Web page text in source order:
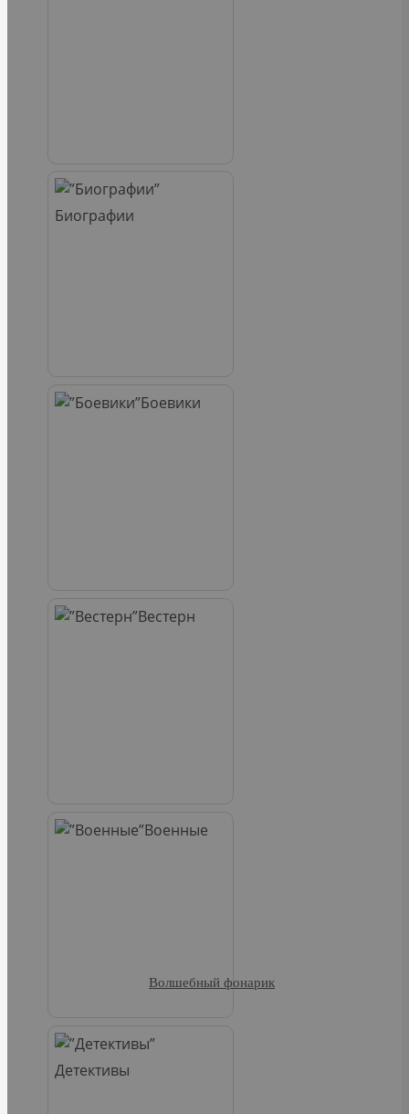
Биографии
Боевики
Вестерн
Военные
Детективы
Волшебный фонарик